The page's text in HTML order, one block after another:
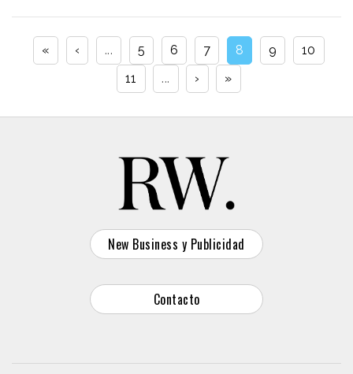
« ‹ ... 5 6 7 8 9
10
11
... › »
New Business y Publicidad
Contacto